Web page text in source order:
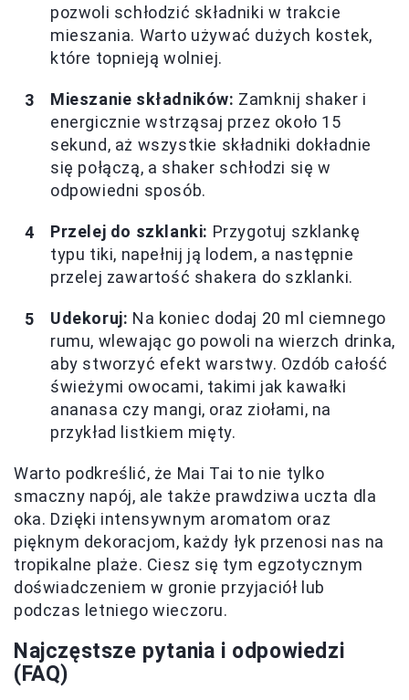
pozwoli schłodzić składniki w trakcie
mieszania. Warto używać dużych kostek,
które topnieją wolniej.
Mieszanie składników: Zamknij shaker i
energicznie wstrząsaj przez około 15
sekund, aż wszystkie składniki dokładnie
się połączą, a shaker schłodzi się w
odpowiedni sposób.
Przelej do szklanki: Przygotuj szklankę
typu tiki, napełnij ją lodem, a następnie
przelej zawartość shakera do szklanki.
Udekoruj: Na koniec dodaj 20 ml ciemnego
rumu, wlewając go powoli na wierzch drinka,
aby stworzyć efekt warstwy. Ozdób całość
świeżymi owocami, takimi jak kawałki
ananasa czy mangi, oraz ziołami, na
przykład listkiem mięty.
Warto podkreślić, że Mai Tai to nie tylko
smaczny napój, ale także prawdziwa uczta dla
oka. Dzięki intensywnym aromatom oraz
pięknym dekoracjom, każdy łyk przenosi nas na
tropikalne plaże. Ciesz się tym egzotycznym
doświadczeniem w gronie przyjaciół lub
podczas letniego wieczoru.
Najczęstsze pytania i odpowiedzi
(FAQ)